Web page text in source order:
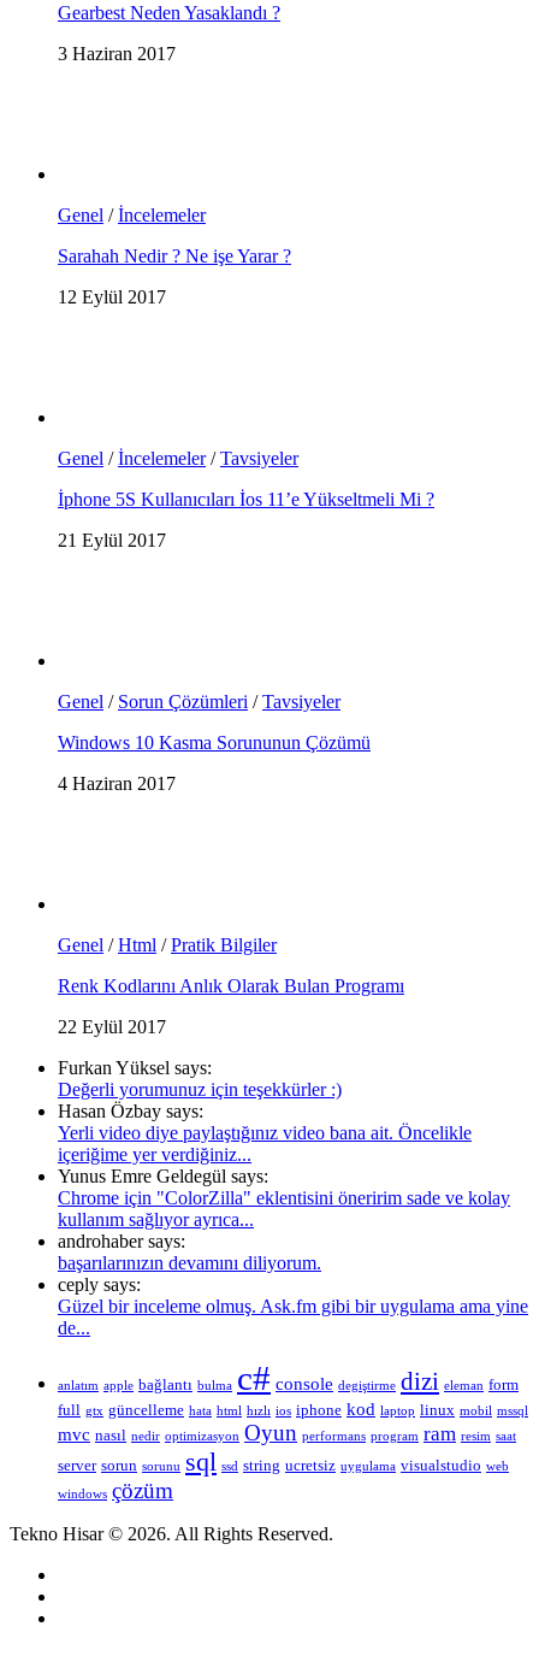
Gearbest Neden Yasaklandı ?
3 Haziran 2017
Genel /İncelemeler
Sarahah Nedir ? Ne işe Yarar ?
12 Eylül 2017
Genel /İncelemeler/Tavsiyeler
İphone 5S Kullanıcıları İos 11’e Yükseltmeli Mi ?
21 Eylül 2017
Genel / Sorun Çözümleri /Tavsiyeler
Windows 10 Kasma Sorununun Çözümü
4 Haziran 2017
Genel /Html /Pratik Bilgiler
Renk Kodlarını Anlık Olarak Bulan Programı
22 Eylül 2017
Furkan Yüksel says:
Değerli yorumunuz için teşekkürler :)
Hasan Özbay says:
Yerli video diye paylaştığınız video bana ait. Öncelikle
içeriğime yer verdiğiniz...
Yunus Emre Geldegül says:
Chrome için "ColorZilla" eklentisini öneririm sade ve kolay
kullanım sağlıyor ayrıca...
androhaber says:
başarılarınızın devamını diliyorum.
ceply says:
Güzel bir inceleme olmuş. Ask.fm gibi bir uygulama ama yine
de...
anlatım apple bağlantı bulma c# console degiştirme dizi eleman form
full gtx güncelleme hata html hızlı ios iphone kod laptop linux mobil mssql
mvc nasıl nedir optimizasyon Oyun performans program ram resim saat
server sorun sorunu sql ssd string ucretsiz uygulama visualstudio web
windows çözüm
Tekno Hisar © 2026. All Rights Reserved.